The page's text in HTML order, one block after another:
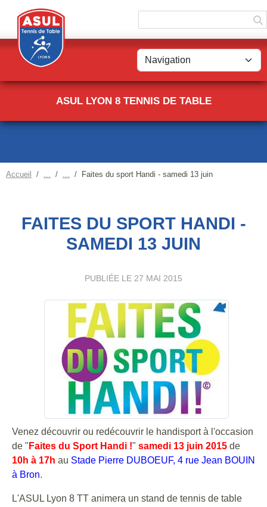
ASUL LYON 8 TENNIS DE TABLE
Accueil Faites du sport Handi - samedi 13 juin
FAITES DU SPORT HANDI -
SAMEDI 13 JUIN
PUBLIÉE LE 27 MAI 2015
Venez découvrir ou redécouvrir le handisport à l'occasion
de " Faites du Sport Handi !" samedi 13 juin 2015 de
10h à 17h au Stade Pierre DUBOEUF, 4 rue Jean BOUIN
à Bron.
L'ASUL Lyon 8 TT animera un stand de tennis de table
Panneau de gestion des cookies